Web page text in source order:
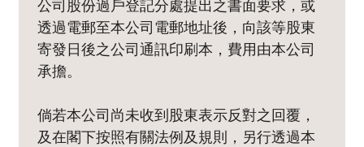
公司股份過戶登記分處提出之書面要求，或
透過電郵至本公司電郵地址後，向該等股東
寄發日後之公司通訊印刷本，費用由本公司
承擔。
倘若本公司尚未收到股東表示反對之回覆，
及在閣下按照有關法例及規則，另行透過本